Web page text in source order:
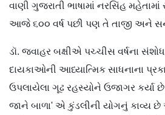
વાણી ગુજરાતી ભાષામાં નરસિંહ
આજે ૬૦૦ વર્ષ પછી પણ તે તાજી અને
ડૉ. જવાહર બક્ષીએ પચ્ચીસ વર્ષના
દાયકાઓની આધ્યાત્મિક સાધનાના
ઉપલાયેલા ગૂઢ રહસ્યોને ઉજાગર કર્યા
જાને બાળા' એ કુંડલીની યોગનું કાવ્ય